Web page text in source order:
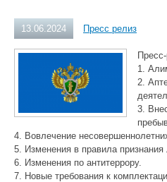
13.06.2024 Пресс релиз
1.
2.
3.
4. Вовлечение
5. Изменения в правила
6. Изменения по антитеррору.
7. Новые требования к